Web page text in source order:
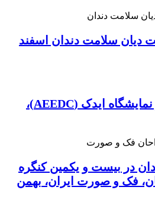
سلامت دندان اسفند
دیان سلامت دندان در نمایشگاه ایدک (AEEDC)،
در بیست و یکمین کنگره
فک و صورت ایران، بهمن